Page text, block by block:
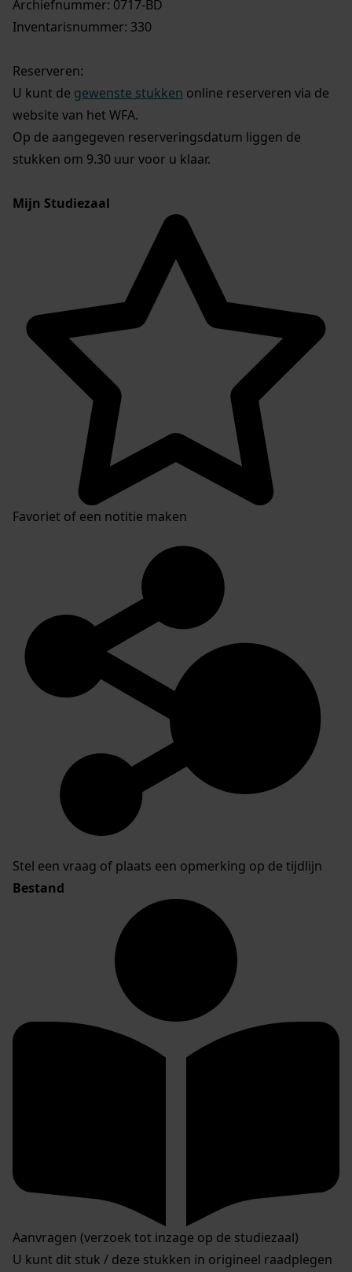
Archiefnummer: 0717-BD
Inventarisnummer: 330
Reserveren:
U kunt de gewenste stukken online reserveren via de
website van het WFA.
Op de aangegeven reserveringsdatum liggen de
stukken om 9.30 uur voor u klaar.
Mijn Studiezaal
Favoriet of een notitie maken
Stel een vraag of plaats een opmerking op de tijdlijn
Bestand
Aanvragen (verzoek tot inzage op de studiezaal)
U kunt dit stuk / deze stukken in origineel raadplegen